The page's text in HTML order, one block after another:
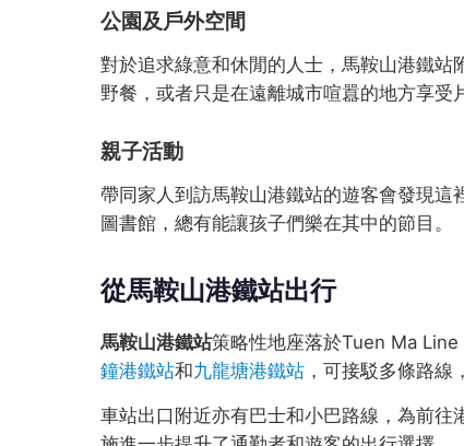
公園及戶外空間
對於追求綠意和休閒的人士，馬鞍山港鐵
野餐，或者只是在遠離城市喧囂的地方享受
親子活動
帶同家人到訪馬鞍山港鐵站的遊客會發現
圖書館，總有能讓孩子們樂在其中的節目。
從馬鞍山港鐵站出行
馬鞍山港鐵站策略性地座落於Tuen Ma
鐘港鐵站和九龍塘港鐵站 ，可接駁多條路線
車站出口附近亦有巴士和小巴路線，為前